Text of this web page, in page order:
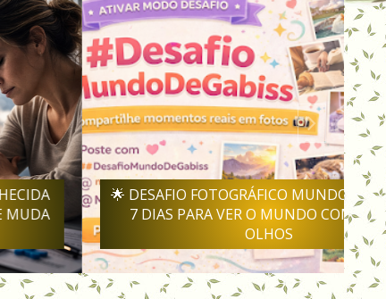
🌟 DESAFIO FOTOGRÁFICO MUNDO DE GABISS:
7 DIAS PARA VER O MUNDO COM NOVOS